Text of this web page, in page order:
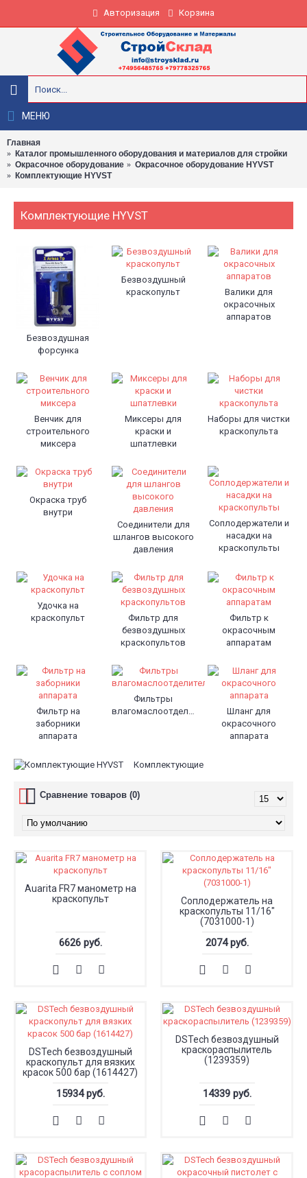
Авторизация Корзина
МЕНЮ
Главная
Каталог промышленного оборудования и материалов для стройки
Окрасочное оборудование
Окрасочное оборудование HYVST
Комплектующие HYVST
Комплектующие HYVST
Безвоздушная
форсунка
Безвоздушный
краскопульт
Валики для
окрасочных
аппаратов
Венчик для
строительного
миксера
Миксеры для
краски и
шпатлевки
Наборы для чистки
краскопульта
Окраска труб
внутри
Соединители для
шлангов высокого
давления
Соплодержатели и
насадки на
краскопульты
Удочка на
краскопульт
Фильтр для
безвоздушных
краскопультов
Фильтр к
окрасочным
аппаратам
Фильтр на
заборники
аппарата
Фильтры
влагомаслоотделители
Шланг для
окрасочного
аппарата
Комплектующие
Сравнение товаров (0)
Auarita FR7 манометр на
краскопульт
6626 руб.
Cоплодержатель на
краскопульты 11/16"
(7031000-1)
2074 руб.
DSTech безвоздушный
краскопульт для вязких
красок 500 бар (1614427)
15934 руб.
DSTech безвоздушный
краскораспылитель
(1239359)
14339 руб.